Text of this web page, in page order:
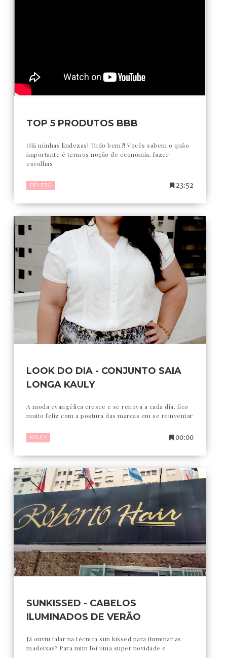
TOP 5 PRODUTOS BBB
Olá minhas lindezas! Tudo bem?! Vocês sabem o quão
importante é termos noção de economia, fazer
escolhas
BELEZA 23:52
LOOK DO DIA - CONJUNTO SAIA
LONGA KAULY
A moda evangélica cresce e se renova a cada dia, fico
muito feliz com a postura das marcas em se reinventar
KAULY 00:00
SUNKISSED - CABELOS
ILUMINADOS DE VERÃO
Já ouviu falar na técnica sun kissed para iluminar as
madeixas? Para mim foi uma super novidade e